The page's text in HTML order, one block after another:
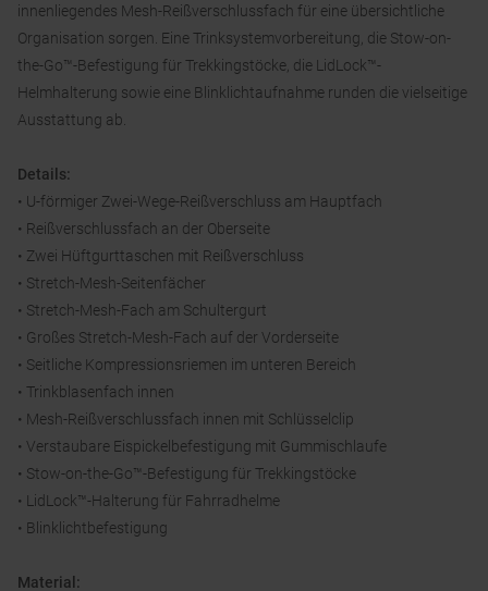
innenliegendes Mesh-Reißverschlussfach für eine übersichtliche
Organisation sorgen. Eine Trinksystemvorbereitung, die Stow-on-
the-Go™-Befestigung für Trekkingstöcke, die LidLock™-
Helmhalterung sowie eine Blinklichtaufnahme runden die vielseitige
Ausstattung ab.
Details:
• U-förmiger Zwei-Wege-Reißverschluss am Hauptfach
• Reißverschlussfach an der Oberseite
• Zwei Hüftgurttaschen mit Reißverschluss
• Stretch-Mesh-Seitenfächer
• Stretch-Mesh-Fach am Schultergurt
• Großes Stretch-Mesh-Fach auf der Vorderseite
• Seitliche Kompressionsriemen im unteren Bereich
• Trinkblasenfach innen
• Mesh-Reißverschlussfach innen mit Schlüsselclip
• Verstaubare Eispickelbefestigung mit Gummischlaufe
• Stow-on-the-Go™-Befestigung für Trekkingstöcke
• LidLock™-Halterung für Fahrradhelme
• Blinklichtbefestigung
Material: